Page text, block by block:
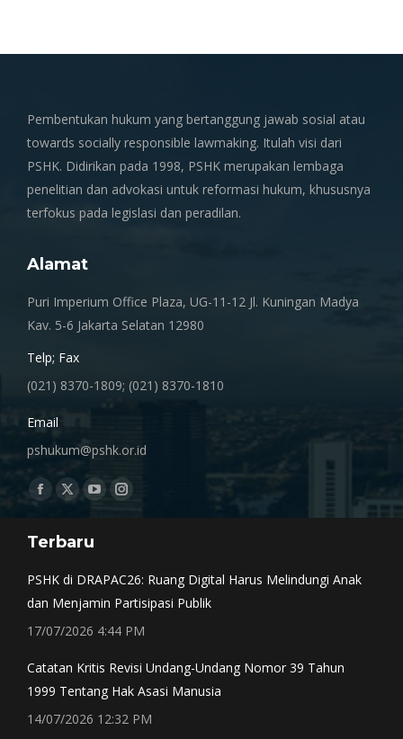
Pembentukan hukum yang bertanggung jawab sosial atau
towards socially responsible lawmaking. Itulah visi dari
PSHK. Didirikan pada 1998, PSHK merupakan lembaga
penelitian dan advokasi untuk reformasi hukum, khususnya
terfokus pada legislasi dan peradilan.
Alamat
Puri Imperium Office Plaza, UG-11-12 Jl. Kuningan Madya
Kav. 5-6 Jakarta Selatan 12980
Telp; Fax
(021) 8370-1809; (021) 8370-1810
Email
pshukum@pshk.or.id
Find us on:
Facebook
opens
window
X
opens
window
YouTube
opens
Instagram
window
Terbaru
PSHK di DRAPAC26: Ruang Digital Harus Melindungi Anak
dan Menjamin Partisipasi Publik
17/07/2026 4:44 PM
Catatan Kritis Revisi Undang-Undang Nomor 39 Tahun
1999 Tentang Hak Asasi Manusia
14/07/2026 12:32 PM